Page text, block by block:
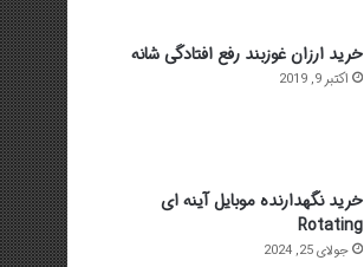
خرید ارزان غوزبند رفع افتادگی شانه
اکتبر 9, 2019
خرید نگهدارنده موبایل آینه ای
Rotating
جولای 25, 2024